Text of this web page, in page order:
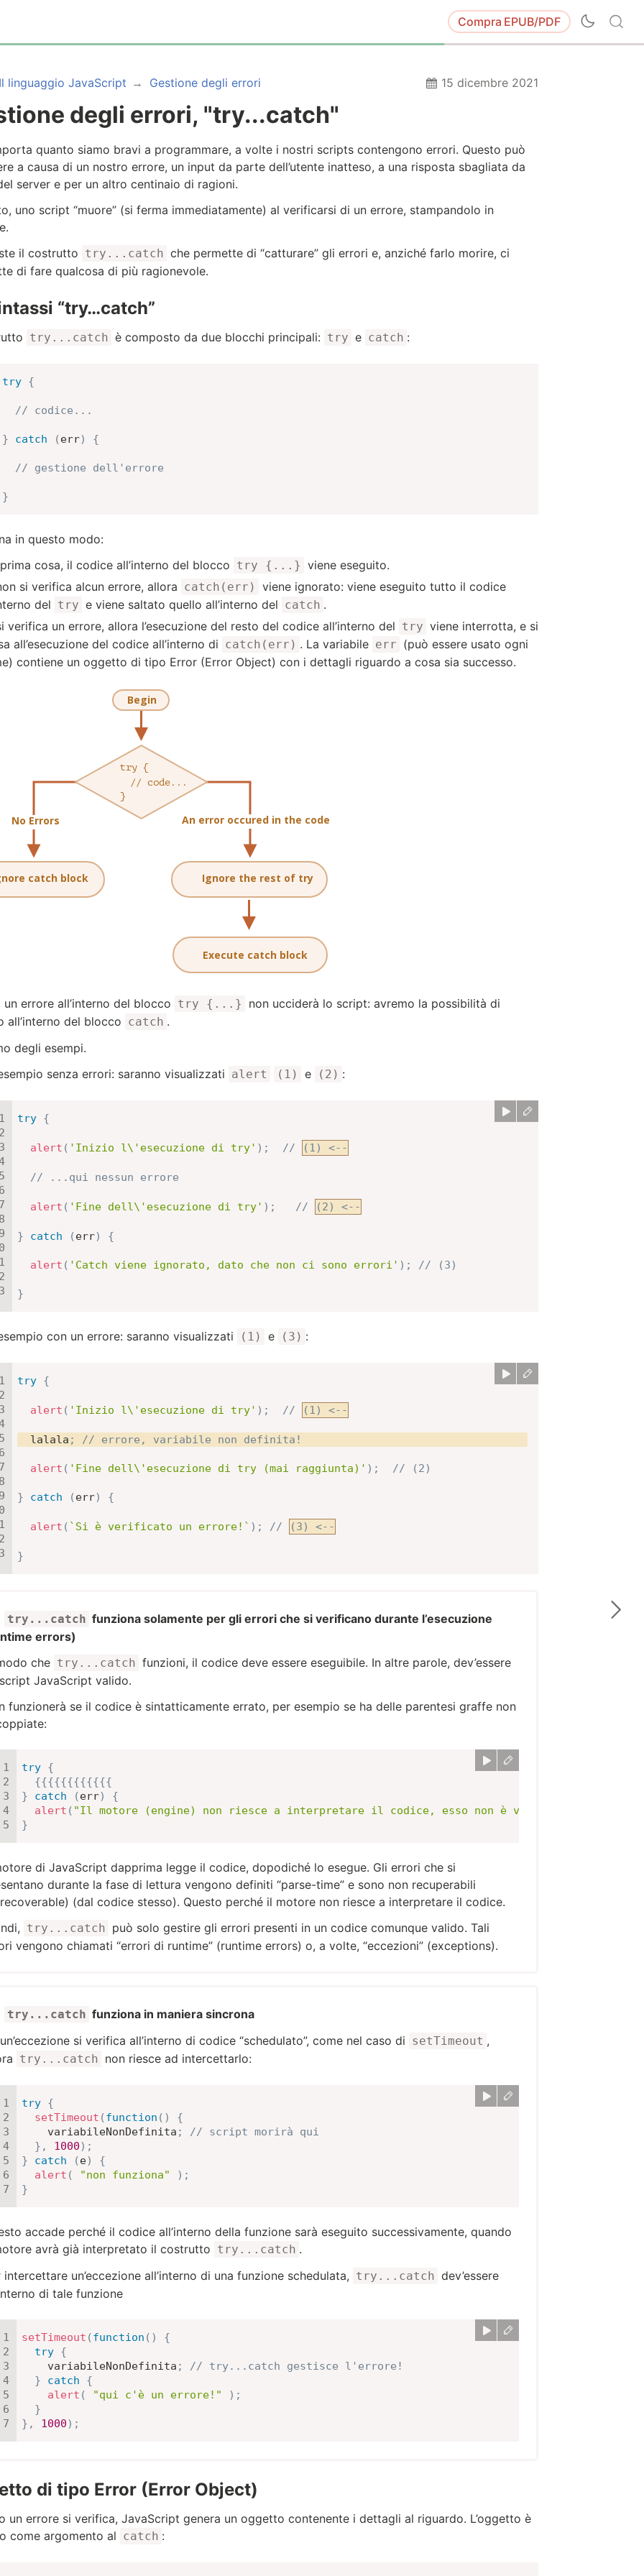
Compra EPUB/PDF
linguaggio JavaScript Gestione degli errori 15 dicembre 2021
degli errori, "try...catch"
quanto siamo bravi a programmare, a volte i nostri scripts contengono errori. Questo può
a causa di un nostro errore, un input da parte dell’utente inatteso, a una risposta sbagliata da
server e per un altro centinaio di ragioni.
uno script “muore” (si ferma immediatamente) al verificarsi di un errore, stampandolo in
il costrutto try...catch che permette di “catturare” gli errori e, anziché farlo morire, ci
di fare qualcosa di più ragionevole.
“try…catch”
try...catch è composto da due blocchi principali: try e catch :
try {
// codice...
} catch (err) {
// gestione dell'errore
}
in questo modo:
cosa, il codice all’interno del blocco try {...} viene eseguito.
si verifica alcun errore, allora catch(err)
viene ignorato: viene eseguito tutto il codice
del try e viene saltato quello all’interno del catch .
verifica un errore, allora l’esecuzione del resto del codice all’interno del try viene interrotta, e si
all’esecuzione del codice all’interno di catch(err) . La variabile err (può essere usato ogni
contiene un oggetto di tipo Error (Error Object) con i dettagli riguardo a cosa sia successo.
un errore all’interno del blocco try {...}
non ucciderà lo script: avremo la possibilità di
all’interno del blocco catch .
degli esempi.
senza errori: saranno visualizzati alert (1) e (2) :
try {
alert ( 'Inizio l\'esecuzione di try' ) ; // (1) <--
// ...qui nessun errore
alert ( 'Fine dell\'esecuzione di try' ) ; // (2) <--
} catch (err) {
alert ( 'Catch viene ignorato, dato che non ci sono errori' ) ; // (3)
}
con un errore: saranno visualizzati (1) e (3) :
try {
alert ( 'Inizio l\'esecuzione di try' ) ; // (1) <--
  lalala
; // errore, variabile non definita!
alert ( 'Fine dell\'esecuzione di try (mai raggiunta)' ) ; // (2)
} catch (err) {
alert ( ` Si è verificato un errore! ` ) ; // (3) <--
}
try...catch funziona solamente per gli errori che si verificano durante l’esecuzione
errors)
che try...catch funzioni, il codice deve essere eseguibile. In altre parole, dev’essere
JavaScript valido.
funzionerà se il codice è sintatticamente errato, per esempio se ha delle parentesi graffe non
try {
{{{{{{{{{{{{
}
catch (err)
{
alert ( "Il motore (engine) non riesce a interpretare il codice, esso non è valido"
}
di JavaScript dapprima legge il codice, dopodiché lo esegue. Gli errori che si
durante la fase di lettura vengono definiti “parse-time” e sono non recuperabili
(dal codice stesso). Questo perché il motore non riesce a interpretare il codice.
try...catch può solo gestire gli errori presenti in un codice comunque valido. Tali
vengono chiamati “errori di runtime” (runtime errors) o, a volte, “eccezioni” (exceptions).
try...catch funziona in maniera sincrona
si verifica all’interno di codice “schedulato”, come nel caso di setTimeout ,
try...catch non riesce ad intercettarlo:
try {
setTimeout (function ( )
{
    variabileNonDefinita
;
// script morirà qui
} , 1000) ;
}
catch (e)
{
alert ( "non funziona" ) ;
}
accade perché il codice all’interno della funzione sarà eseguito successivamente, quando
avrà già interpretato il costrutto try...catch .
intercettare un’eccezione all’interno di una funzione schedulata, try...catch dev’essere
di tale funzione
setTimeout (function ( )
{
try {
    variabileNonDefinita
;
// try...catch gestisce l'errore!
}
catch
{
alert ( "qui c'è un errore!" ) ;
}
} , 1000) ;
di tipo Error (Error Object)
un errore si verifica, JavaScript genera un oggetto contenente i dettagli al riguardo. L’oggetto è
come argomento al catch :